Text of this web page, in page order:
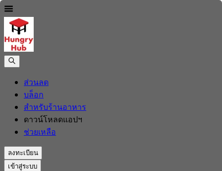
ส่วนลด
บล็อก
สำหรับร้านอาหาร
ดาวน์โหลดแอปฯ
ช่วยเหลือ
ลงทะเบียน
เข้าสู่ระบบ